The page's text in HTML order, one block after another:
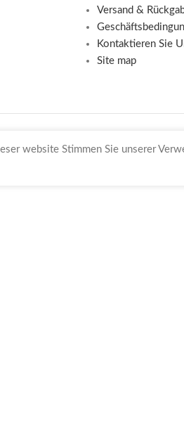
Versand &
Kontaktieren Sie
Site map
website Stimmen Sie unserer